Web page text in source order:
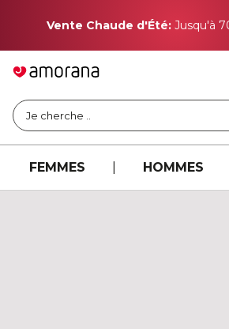
Vente Chaude d'Été: Jusqu'à
Je cherche ..
FEMMES HOMMES